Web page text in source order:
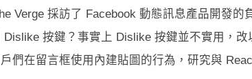
Verge 採訪了 Facebook 動態訊息產品開發
Dislike 按鍵？事實上 Dislike 按鍵並不實用，
們在留言框使用內建貼圖的行為，研究與